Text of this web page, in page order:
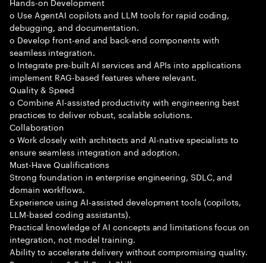
o Use AgentAI copilots and LLM tools for rapid coding,
debugging, and documentation.
o Develop front-end and back-end components with
seamless integration.
o Integrate pre-built AI services and APIs into applications
implement RAG-based features where relevant.
Quality & Speed
o Combine AI-assisted productivity with engineering best
practices to deliver robust, scalable solutions.
Collaboration
o Work closely with architects and AI-native specialists to
ensure seamless integration and adoption.
Must-Have Qualifications
Strong foundation in enterprise engineering, SDLC, and
domain workflows.
Experience using AI-assisted development tools (copilots,
LLM-based coding assistants).
Practical knowledge of AI concepts and limitations focus on
integration, not model training.
Ability to accelerate delivery without compromising quality.